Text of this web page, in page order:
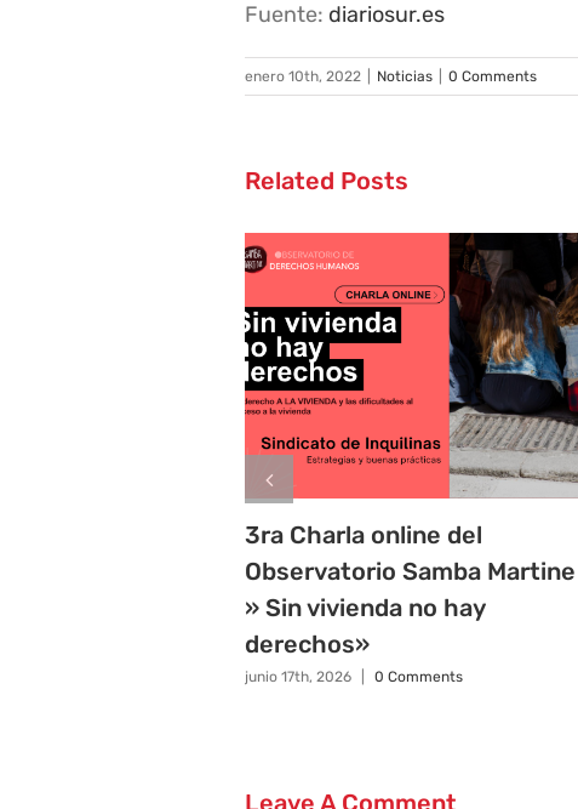
Fuente: diariosur.es
enero 10th, 2022 Noticias 0 Comments
Related Posts
3ra Charla online del
Observatorio Samba Martine
» Sin vivienda no hay
derechos»
junio 17th, 2026 0 Comments
Leave A Comment